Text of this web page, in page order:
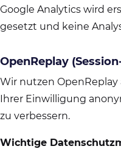
Google Analytics wird
gesetzt und keine
OpenReplay
Wir nutzen OpenReplay
Ihrer Einwilligung
zu verbessern.
Wichtige